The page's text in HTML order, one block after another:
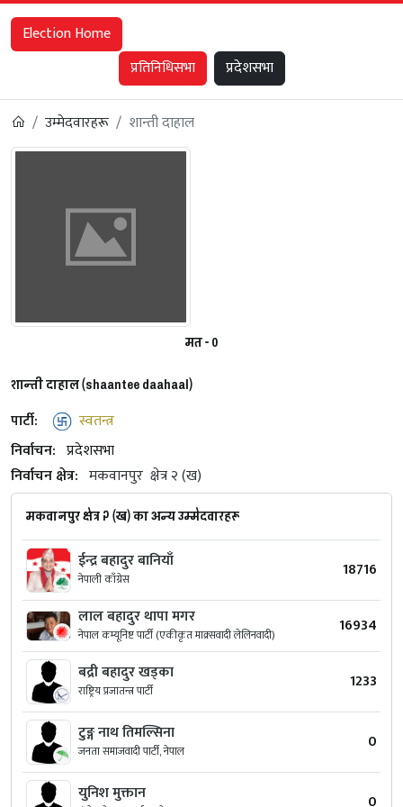
Election Home
प्रतिनिधिसभा
प्रदेशसभा
उम्मेदवारहरू शान्‍ती दाहाल
मत - 0
शान्‍ती दाहाल (shaan‍tee daahaal)
पार्टी:
स्वतन्त्र
निर्वाचन: प्रदेशसभा
निर्वाचन क्षेत्र: मकवानपुर क्षेत्र २ (ख)
मकवानपुर क्षेत्र २ (ख) का अन्य उम्मेदवारहरू
ईन्द्र बहादुर बानियाँ
नेपाली काँग्रेस
18716
लाल बहादुर थापा मगर
नेपाल कम्यूनिष्ट पार्टी (एकीकृत माक्र्सवादी लेलिनवादी)
16934
बद्री बहादुर खड्का
राष्ट्रिय प्रजातन्त्र पार्टी 1233
टुङ्ग नाथ तिमल्सिना
जनता समाजवादी पार्टी, नेपाल 0
युनिश मुक्तान 0